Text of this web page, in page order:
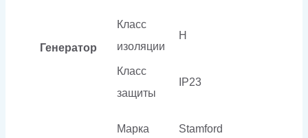
Генератор
Класс
изоляции
H
Класс
защиты
IP23
Марка Stamford